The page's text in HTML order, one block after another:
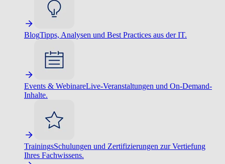
BlogTipps, Analysen und Best Practices aus der IT.
Events & WebinareLive-Veranstaltungen und On-Demand-
Inhalte.
TrainingsSchulungen und Zertifizierungen zur Vertiefung
Ihres Fachwissens.